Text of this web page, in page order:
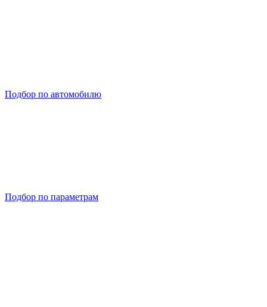
Подбор по автомобилю
Подбор по параметрам